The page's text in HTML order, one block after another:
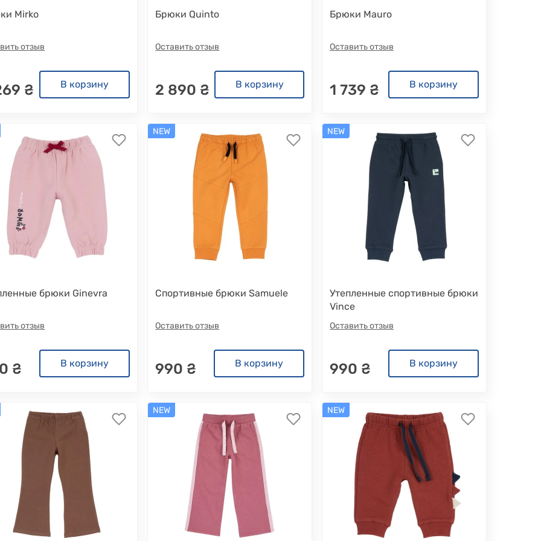
Mirko
отзыв
₴ В корзину
Брюки Quinto
Оставить отзыв
2 890 ₴ В корзину
Брюки Mauro
Оставить отзыв
1 739 ₴ В корзину
брюки Ginevra
отзыв
₴ В корзину
NEW
Спортивные брюки Samuele
Оставить отзыв
990 ₴ В корзину
NEW
Утепленные спортивные брюки
Vince
Оставить отзыв
990 ₴ В корзину
NEW NEW